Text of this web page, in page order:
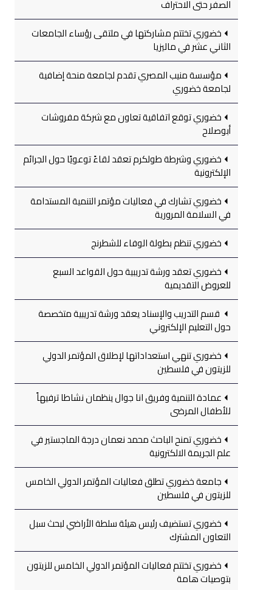
الصفر حتى الاحتراف
خضوري تختتم مشاركتها في ملتقى رؤساء الجامعات
الثاني عشر في ماليزيا
مؤسسة منيب المصري تقدم لجامعة منحة إضافية
لجامعة خضوري
خضوري توقع اتفاقية تعاون مع شركة مفروشات
أبوصلاح
خضوري وشرطة طولكرم تعقد لقاءً توعويًا حول الجرائم
الإلكترونية
خضوري تشارك في فعاليات مؤتمر التنمية المستدامة
في السلامة المرورية
خضوري تنظم بطولة الوفاء للشطرنج
خضوري تعقد ورشة تدريبية حول القواعد السبع
للعروض التقديمية
قسم التدريب والإسناد يعقد ورشة تدريبية متخصصة
حول التعليم الإلكتروني
خضوري تنهي استعداداتها لإطلاق المؤتمر الدولي
للزيتون في فلسطين
عمادة التنمية وفريق انا جوال ينظمان نشاطا ترفيهاً
للأطفال المرضى
خضوري تمنح الباحث محمد نعمان درجة الماجستير في
علم الجريمة الالكترونية
جامعة خضوري تطلق فعاليات المؤتمر الدولي الخامس
للزيتون في فلسطين
خضوري تستضيف رئيس هيئة سلطة الأراضي لبحث سبل
التعاون المشترك
خضوري تختتم فعاليات المؤتمر الدولي الخامس للزيتون
بتوصيات هامة